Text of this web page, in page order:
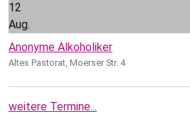
12
Aug.
Anonyme Alkoholiker
Altes Pastorat, Moerser Str. 4
weitere Termine...